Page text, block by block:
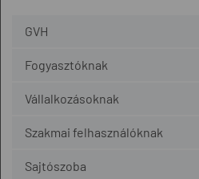
GVH
Fogyasztóknak
Vállalkozásoknak
Szakmai felhasználóknak
Sajtószoba